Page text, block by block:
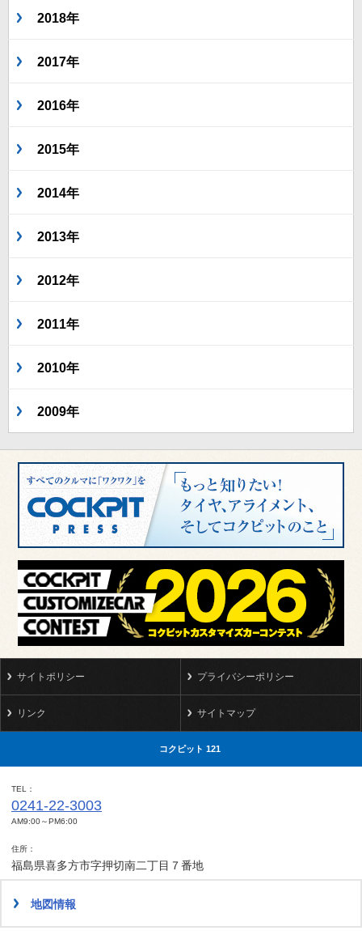
2018年
2017年
2016年
2015年
2014年
2013年
2012年
2011年
2010年
2009年
サイトポリシー プライバシーポリシー
リンク サイトマップ
コクピット 121
TEL
0241-22-3003
AM9:00～PM6:00
住所
福島県喜多方市字押切南二丁目７番地
地図情報